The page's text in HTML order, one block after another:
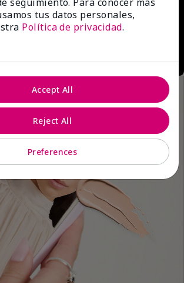
tus datos personales,
Política de privacidad.
Preferences
Reject All
Accept All